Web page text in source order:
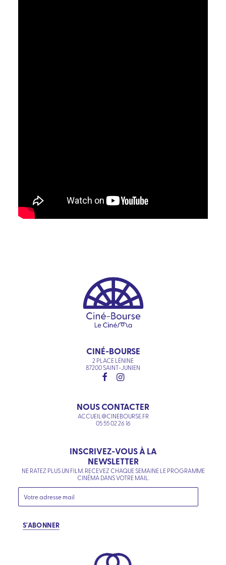
CINÉ-BOURSE
2 PLACE LÉNINE
87200 SAINT-JUNIEN
NOUS CONTACTER
ACCUEIL@CINEBOURSE.FR
05 55 02 26 16
INSCRIVEZ-VOUS À LA
NEWSLETTER
NE RATEZ PLUS UN FILM. RECEVEZ CHAQUE SEMAINE LE PROGRAMME
CINÉMA DANS VOTRE MAIL.
S'ABONNER